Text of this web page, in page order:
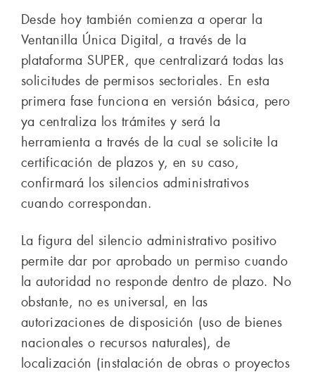
Desde hoy también comienza a operar la
Ventanilla Única Digital, a través de la
plataforma SUPER, que centralizará todas las
solicitudes de permisos sectoriales. En esta
primera fase funciona en versión básica, pero
ya centraliza los trámites y será la
herramienta a través de la cual se solicite la
certificación de plazos y, en su caso,
confirmará los silencios administrativos
cuando correspondan.
La figura del silencio administrativo positivo
permite dar por aprobado un permiso cuando
la autoridad no responde dentro de plazo. No
obstante, no es universal, en las
autorizaciones de disposición (uso de bienes
nacionales o recursos naturales), de
localización (instalación de obras o proyectos